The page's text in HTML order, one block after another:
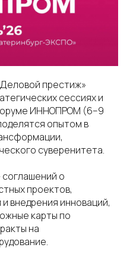
престиж»
сессиях и
ИННОПРОМ (6–9
опытом в
суверенитета.
о
проектов,
внедрения инноваций,
карты по
на